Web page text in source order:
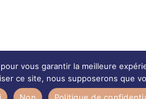
vous garantir la meilleure
ce site, nous supposerons que
Non Politique de